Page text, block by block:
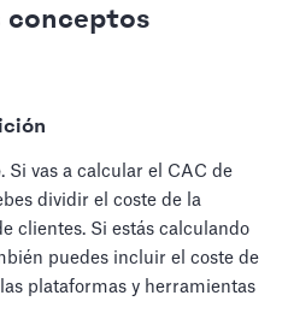
conceptos
. Si vas a calcular el CAC de
dividir el coste de la
clientes. Si estás calculando
puedes incluir el coste de
plataformas y herramientas